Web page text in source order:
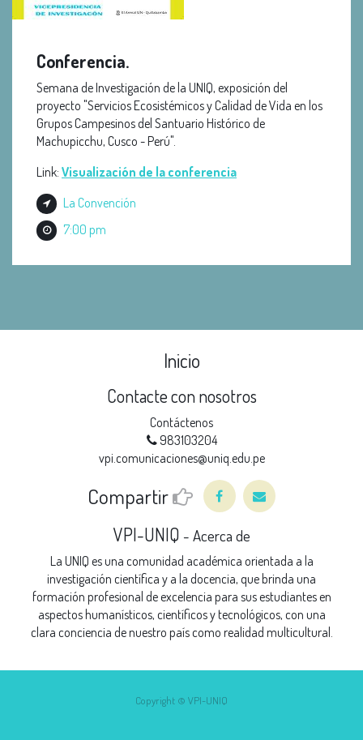
Conferencia.
Semana de Investigación de la UNIQ, exposición del
proyecto "Servicios Ecosistémicos y Calidad de Vida en los
Grupos Campesinos del Santuario Histórico de
Machupicchu, Cusco - Perú".
Link: Visualización de la conferencia
La Convención
7:00 pm
Inicio
Contacte con nosotros
Contáctenos
983103204
vpi.comunicaciones@uniq.edu.pe
Compartir
VPI-UNIQ - Acerca de
La UNIQ es una comunidad académica orientada a la
investigación científica y a la docencia, que brinda una
formación profesional de excelencia para sus estudiantes en
aspectos humanísticos, científicos y tecnológicos, con una
clara conciencia de nuestro país como realidad multicultural.
Copyright © VPI-UNIQ